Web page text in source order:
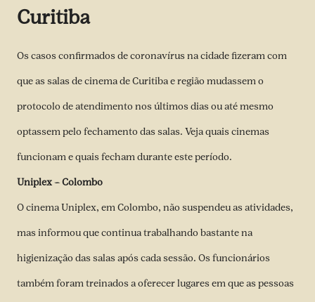
Curitiba
Os casos confirmados de coronavírus na cidade fizeram com
que as salas de cinema de Curitiba e região mudassem o
protocolo de atendimento nos últimos dias ou até mesmo
optassem pelo fechamento das salas. Veja quais cinemas
funcionam e quais fecham durante este período.
Uniplex – Colombo
O cinema Uniplex, em Colombo, não suspendeu as atividades,
mas informou que continua trabalhando bastante na
higienização das salas após cada sessão. Os funcionários
também foram treinados a oferecer lugares em que as pessoas